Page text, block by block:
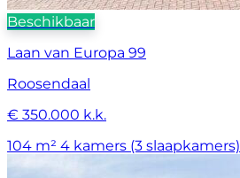
Beschikbaar
Laan van Europa 99
Roosendaal
€ 350.000 k.k.
104 m² 4 kamers (3 slaapkamers)